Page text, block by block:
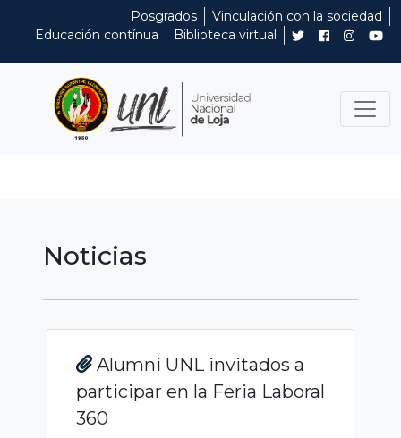
Posgrados
Vinculación con la sociedad
Educación contínua
Biblioteca virtual
Noticias
Alumni UNL invitados a
participar en la Feria Laboral
360